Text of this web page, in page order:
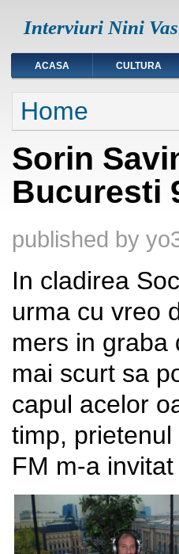
Interviuri Nini
ACASA CULTURA
You are here
Home
Sorin
Bucuresti
published by
In cladirea
urma cu vreo
mers in graba
mai scurt sa
capul acelor
timp,
FM m-a